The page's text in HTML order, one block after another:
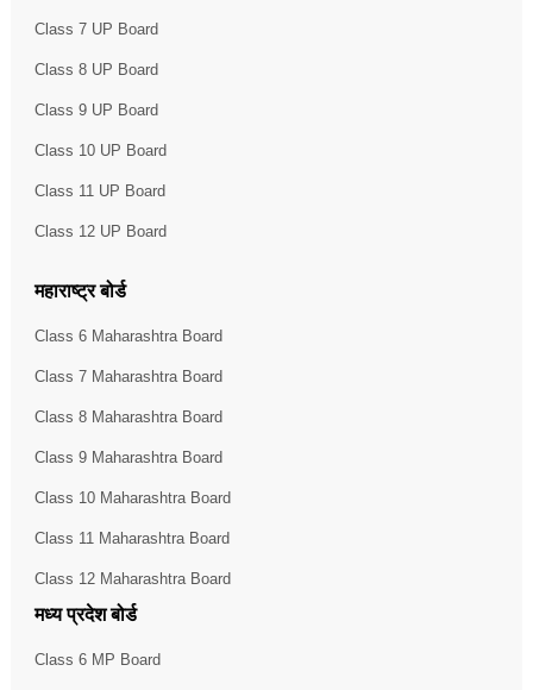
Class 7 UP Board
Class 8 UP Board
Class 9 UP Board
Class 10 UP Board
Class 11 UP Board
Class 12 UP Board
महाराष्ट्र बोर्ड
Class 6 Maharashtra Board
Class 7 Maharashtra Board
Class 8 Maharashtra Board
Class 9 Maharashtra Board
Class 10 Maharashtra Board
Class 11 Maharashtra Board
Class 12 Maharashtra Board
मध्य प्रदेश बोर्ड
Class 6 MP Board